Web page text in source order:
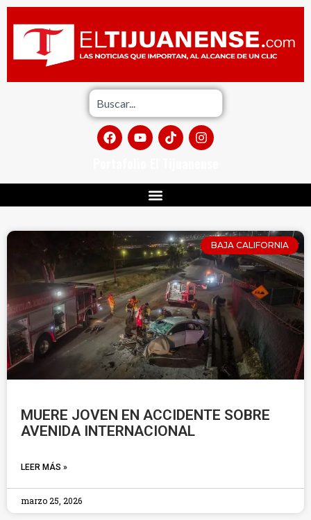
BAJA CALIFORNIA
MUERE JOVEN EN ACCIDENTE SOBRE
AVENIDA INTERNACIONAL
LEER MÁS »
marzo 25, 2026